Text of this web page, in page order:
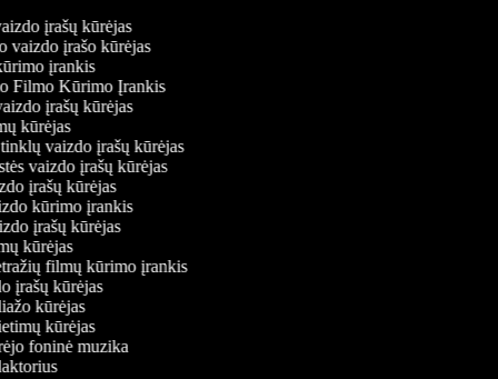
įrašų kūrėjas
vaizdo įrašo kūrėjas
įrankis
Filmo Kūrimo Įrankis
įrašų kūrėjas
kūrėjas
tinklų vaizdo įrašų kūrėjas
vaizdo įrašų kūrėjas
įrašų kūrėjas
kūrimo įrankis
įrašų kūrėjas
kūrėjas
filmų kūrimo įrankis
įrašų kūrėjas
kūrėjas
kūrėjas
foninė muzika